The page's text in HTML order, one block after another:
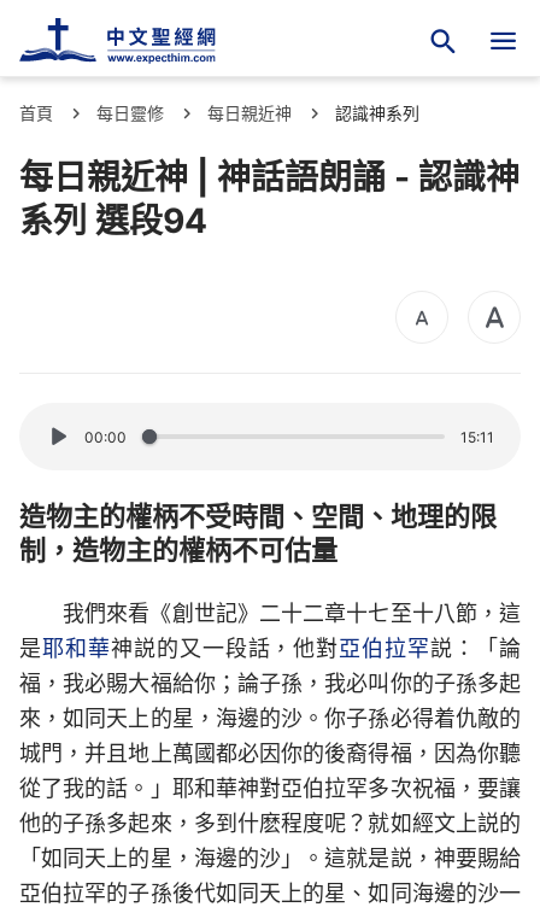
首頁 每日靈修 每日親近神 認識神系列
每日親近神 | 神話語朗誦 - 認識神
系列 選段94
00:00 15:11
造物主的權柄不受時間、空間、地理的限
制，造物主的權柄不可估量
我們來看《創世記》二十二章十七至十八節，這
是耶和華神説的又一段話，他對亞伯拉罕説：「論
福，我必賜大福給你；論子孫，我必叫你的子孫多起
來，如同天上的星，海邊的沙。你子孫必得着仇敵的
城門，并且地上萬國都必因你的後裔得福，因為你聽
從了我的話。」耶和華神對亞伯拉罕多次祝福，要讓
他的子孫多起來，多到什麽程度呢？就如經文上説的
「如同天上的星，海邊的沙」。這就是説，神要賜給
亞伯拉罕的子孫後代如同天上的星、如同海邊的沙一